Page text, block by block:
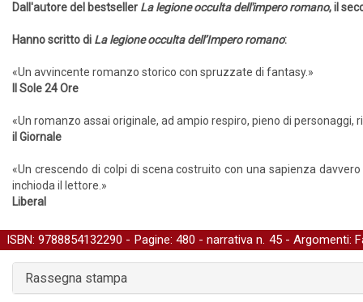
Dall'autore del bestseller La legione occulta dell'impero romano, il
Hanno scritto di La legione occulta dell’Impero romano:
«Un avvincente romanzo storico con spruzzate di fantasy.»
Il Sole 24 Ore
«Un romanzo assai originale, ad ampio respiro, pieno di personaggi,
il Giornale
«Un crescendo di colpi di scena costruito con una sapienza
inchioda il lettore.»
Liberal
ISBN: 9788854132290 - Pagine: 480 -narrativa n. 45 - Argomenti:
Rassegna stampa